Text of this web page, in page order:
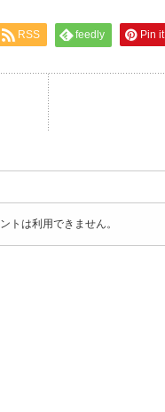
RSS feedly Pin it
トは利用できません。